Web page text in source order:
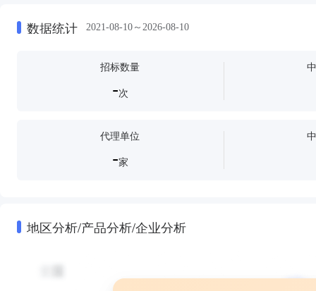
数据统计 2021-08-10～2026-08-10
招标数量
-次
代理单位
-家
地区分析/产品分析/企业分析